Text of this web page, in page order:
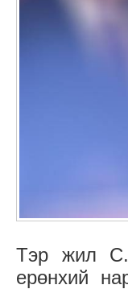
Тэр жил
ерөнхий